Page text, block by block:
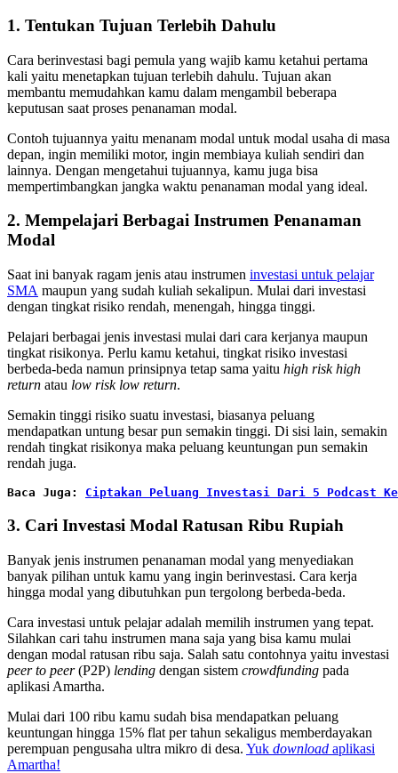
1. Tentukan Tujuan Terlebih Dahulu
Cara berinvestasi bagi pemula yang wajib kamu ketahui pertama
kali yaitu menetapkan tujuan terlebih dahulu. Tujuan akan
membantu memudahkan kamu dalam mengambil beberapa
keputusan saat proses penanaman modal.
Contoh tujuannya yaitu menanam modal untuk modal usaha di masa
depan, ingin memiliki motor, ingin membiaya kuliah sendiri dan
lainnya. Dengan mengetahui tujuannya, kamu juga bisa
mempertimbangkan jangka waktu penanaman modal yang ideal.
2. Mempelajari Berbagai Instrumen Penanaman
Modal
Saat ini banyak ragam jenis atau instrumen investasi untuk pelajar
SMA maupun yang sudah kuliah sekalipun. Mulai dari investasi
dengan tingkat risiko rendah, menengah, hingga tinggi.
Pelajari berbagai jenis investasi mulai dari cara kerjanya maupun
tingkat risikonya. Perlu kamu ketahui, tingkat risiko investasi
berbeda-beda namun prinsipnya tetap sama yaitu high risk high
return atau low risk low return.
Semakin tinggi risiko suatu investasi, biasanya peluang
mendapatkan untung besar pun semakin tinggi. Di sisi lain, semakin
rendah tingkat risikonya maka peluang keuntungan pun semakin
rendah juga.
Baca Juga: Ciptakan Peluang Investasi Dari 5 Podcast
3. Cari Investasi Modal Ratusan Ribu Rupiah
Banyak jenis instrumen penanaman modal yang menyediakan
banyak pilihan untuk kamu yang ingin berinvestasi. Cara kerja
hingga modal yang dibutuhkan pun tergolong berbeda-beda.
Cara investasi untuk pelajar adalah memilih instrumen yang tepat.
Silahkan cari tahu instrumen mana saja yang bisa kamu mulai
dengan modal ratusan ribu saja. Salah satu contohnya yaitu investasi
peer to peer(P2P) lending dengan sistem crowdfunding pada
aplikasi Amartha.
Mulai dari 100 ribu kamu sudah bisa mendapatkan peluang
keuntungan hingga 15% flat per tahun sekaligus memberdayakan
perempuan pengusaha ultra mikro di desa. Yuk download aplikasi
Amartha!